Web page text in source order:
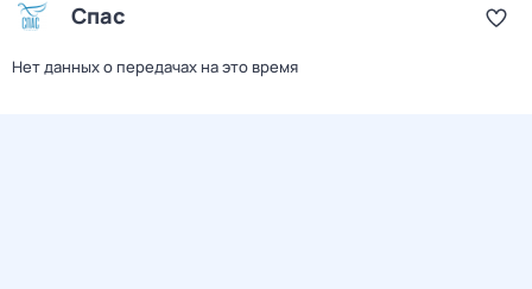
Спас
Нет данных о передачах на это время